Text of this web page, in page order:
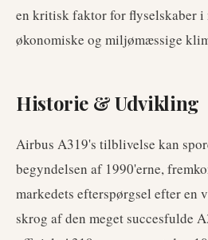
en kritisk faktor for flyselskaber i
økonomiske og miljømæssige
Historie & Udvikling
Airbus A319's tilblivelse kan
begyndelsen af 1990'erne,
markedets efterspørgsel efter en
skrog af den meget succesfulde